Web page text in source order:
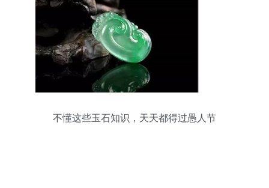
不懂这些玉石知识，天天都得过愚人节